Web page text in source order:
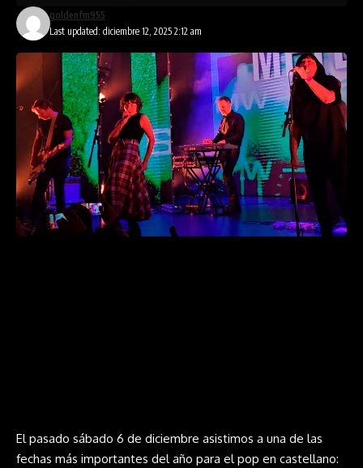
Last updated: diciembre 12, 2025 2:12 am
goldenfm955
El pasado sábado 6 de diciembre asistimos a una de las
fechas más importantes del año para el pop en castellano: